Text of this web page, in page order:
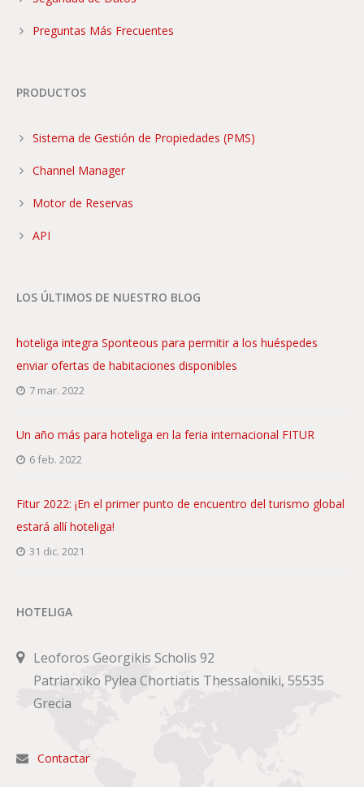
Preguntas Más Frecuentes
PRODUCTOS
Sistema de Gestión de Propiedades (PMS)
Channel Manager
Motor de Reservas
API
LOS ÚLTIMOS DE NUESTRO BLOG
hoteliga integra Sponteous para permitir a los huéspedes
enviar ofertas de habitaciones disponibles
7 mar. 2022
Un año más para hoteliga en la feria internacional FITUR
6 feb. 2022
Fitur 2022: ¡En el primer punto de encuentro del turismo global
estará allí hoteliga!
31 dic. 2021
HOTELIGA
Leoforos Georgikis Scholis 92
Patriarxiko Pylea Chortiatis Thessaloniki, 55535
Grecia
Contactar